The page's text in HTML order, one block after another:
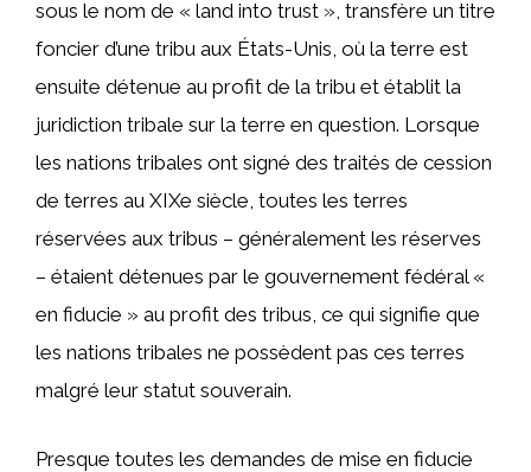
sous le nom de « land into trust », transfère un titre
foncier d’une tribu aux États-Unis, où la terre est
ensuite détenue au profit de la tribu et établit la
juridiction tribale sur la terre en question. Lorsque
les nations tribales ont signé des traités de cession
de terres au XIXe siècle, toutes les terres
réservées aux tribus – généralement les réserves
– étaient détenues par le gouvernement fédéral «
en fiducie » au profit des tribus, ce qui signifie que
les nations tribales ne possèdent pas ces terres
malgré leur statut souverain.
Presque toutes les demandes de mise en fiducie